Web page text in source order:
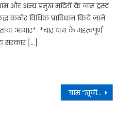
और अन्य प्रमुख मंदिरों के नाम ट्रस्ट
कठोर विधिक प्राविधान किये जाने
आभार* *चार धाम के महत्वपूर्ण
सरकार […]
ग्राम “खूनी” का नाम बदलकर अब “देवीग्राम” कर दिया गया